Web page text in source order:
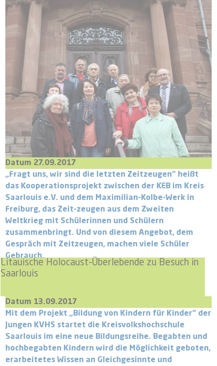
Litauische Holocaust-Überlebende zu Besuch in
Saarlouis
Datum 27.09.2017
„Fragt uns, wir sind die letzten Zeitzeugen“ heißt
das Kooperationsprojekt zwischen der KEB im Kreis
Saarlouis e.V. und dem Maximilian-Kolbe-Werk in
Freiburg, das Zeit-zeugen aus dem Zweiten
Weltkrieg mit Schülerinnen und Schülern
zusammenbringt. Und von diesem Angebot, dem
Gespräch mit Zeitzeugen, machen viele Schüler
Gebrauch.
Datum 13.09.2017
Mit dem Projekt „Bildung von Kindern für Kinder“ der
Jungen KVHS startet die Kreisvolkshochschule
Saarlouis im eine neue Bildungsreihe. Begabten und
hochbegabten Kindern wird die Möglichkeit geboten,
erarbeitetes Wissen an Gleichgesinnte und